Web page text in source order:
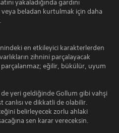
yakaladığında gardını
beladan kurtulmak için daha
en etkileyici karakterlerden
zihnini parçalayacak
eğilir, bükülür, uyum
yeri geldiğinde Gollum gibi vahşi
ve dikkatli de olabilir.
belirleyecek zorlu ahlaki
sen karar vereceksin.